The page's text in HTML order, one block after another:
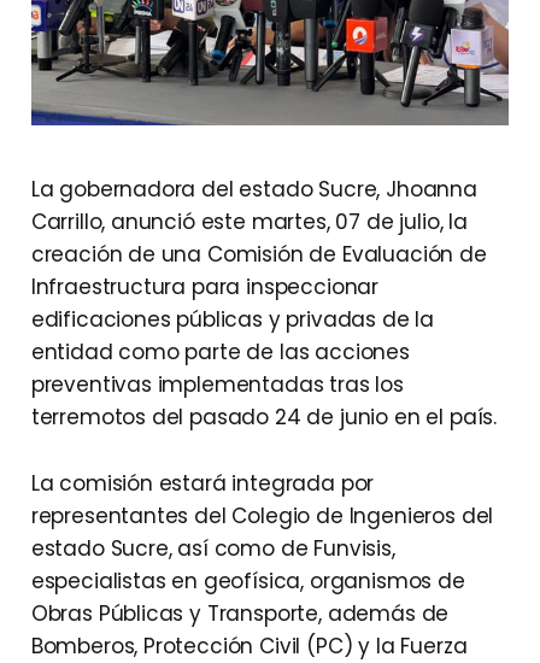
La gobernadora del estado Sucre, Jhoanna
Carrillo, anunció este martes, 07 de julio, la
creación de una Comisión de Evaluación de
Infraestructura para inspeccionar
edificaciones públicas y privadas de la
entidad como parte de las acciones
preventivas implementadas tras los
terremotos del pasado 24 de junio en el país.
La comisión estará integrada por
representantes del Colegio de Ingenieros del
estado Sucre, así como de Funvisis,
especialistas en geofísica, organismos de
Obras Públicas y Transporte, además de
Bomberos, Protección Civil (PC) y la Fuerza